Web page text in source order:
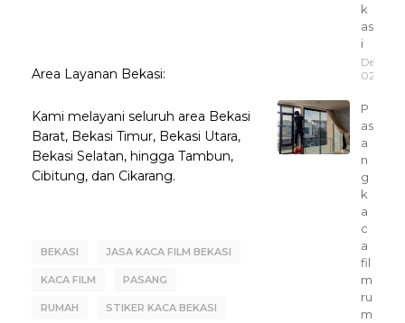
Area Layanan Bekasi:
Kami melayani seluruh area Bekasi
Barat, Bekasi Timur, Bekasi Utara,
Bekasi Selatan, hingga Tambun,
Cibitung, dan Cikarang.
BEKASI JASA KACA FILM BEKASI
KACA FILM PASANG
RUMAH STIKER KACA BEKASI
k
as
i
02,
P
as
a
n
g
k
a
c
a
fil
m
ru
m